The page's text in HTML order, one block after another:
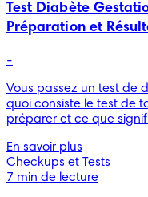
Test Diabète
Préparation et
-
Vous passez un test de
quoi consiste le test de
préparer et ce que
En savoir plus
Checkups et Tests
7 min de lecture